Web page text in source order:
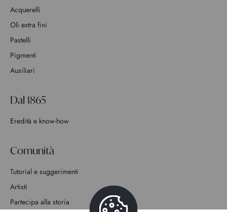
Acquerelli
Oli extra fini
Pastelli
Pigmenti
Ausiliari
Dal 1865
Eredità e know-how
Comunità
Tutorial e suggerimenti
Artisti
Partecipa alla storia